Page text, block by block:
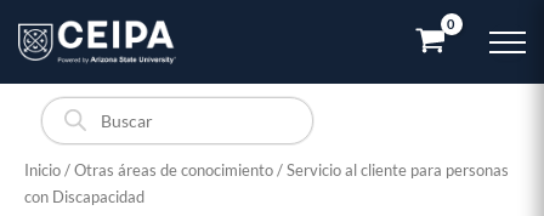
Búsqueda
de
productos
Inicio/Otras áreas de conocimiento/ Servicio al cliente para personas
con Discapacidad